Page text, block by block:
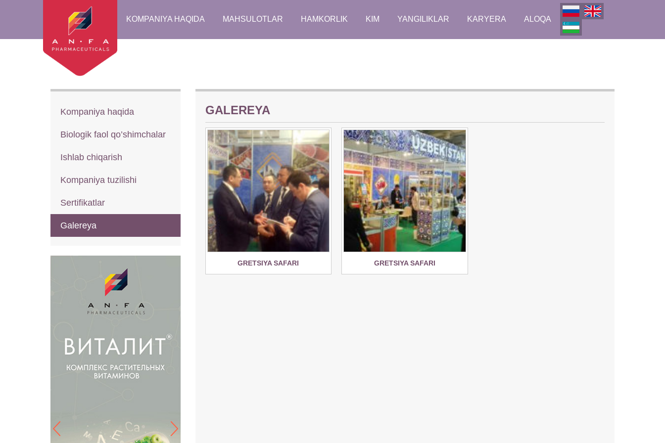
KOMPANIYA HAQIDA MAHSULOTLAR HAMKORLIK KIM YANGILIKLAR KARYERA ALOQA
Kompaniya haqida
Biologik faol qo’shimchalar
Ishlab chiqarish
Kompaniya tuzilishi
Sertifikatlar
Galereya
GALEREYA
GRETSIYA SAFARI GRETSIYA SAFARI